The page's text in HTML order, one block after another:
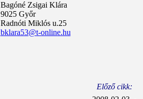
Bagóné Zsigai Klára
9025 Győr
Radnóti Miklós u.25
bklara53@t-online.hu
Előző cikk: